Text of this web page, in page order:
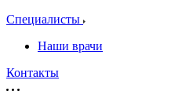
Специалисты
Наши врачи
Контакты